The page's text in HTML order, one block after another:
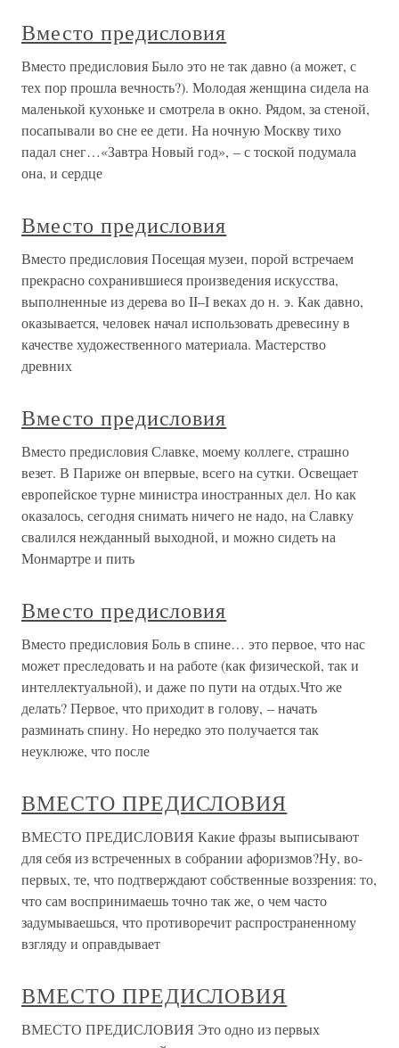
Вместо предисловия
Вместо предисловия Было это не так давно (а может, с
тех пор прошла вечность?). Молодая женщина сидела на
маленькой кухоньке и смотрела в окно. Рядом, за стеной,
посапывали во сне ее дети. На ночную Москву тихо
падал снег…«Завтра Новый год», – с тоской подумала
она, и сердце
Вместо предисловия
Вместо предисловия Посещая музеи, порой встречаем
прекрасно сохранившиеся произведения искусства,
выполненные из дерева во II–I веках до н. э. Как давно,
оказывается, человек начал использовать древесину в
качестве художественного материала. Мастерство
древних
Вместо предисловия
Вместо предисловия Славке, моему коллеге, страшно
везет. В Париже он впервые, всего на сутки. Освещает
европейское турне министра иностранных дел. Но как
оказалось, сегодня снимать ничего не надо, на Славку
свалился нежданный выходной, и можно сидеть на
Монмартре и пить
Вместо предисловия
Вместо предисловия Боль в спине… это первое, что нас
может преследовать и на работе (как физической, так и
интеллектуальной), и даже по пути на отдых.Что же
делать? Первое, что приходит в голову, – начать
разминать спину. Но нередко это получается так
неуклюже, что после
ВМЕСТО ПРЕДИСЛОВИЯ
ВМЕСТО ПРЕДИСЛОВИЯ Какие фразы выписывают
для себя из встреченных в собрании афоризмов?Ну, во-
первых, те, что подтверждают собственные воззрения: то,
что сам воспринимаешь точно так же, о чем часто
задумываешься, что противоречит распространенному
взгляду и оправдывает
ВМЕСТО ПРЕДИСЛОВИЯ
ВМЕСТО ПРЕДИСЛОВИЯ Это одно из первых